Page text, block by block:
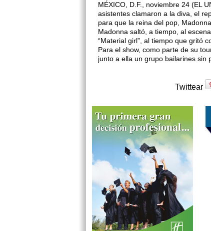
MÉXICO, D.F., noviembre 24 (EL
asistentes clamaron a la diva, el
para que la reina del pop,
Madonna saltó, a tiempo, al
“Material girl”, al tiempo que gritó
Para el show, como parte de su
junto a ella un grupo bailarines sin
Twittear